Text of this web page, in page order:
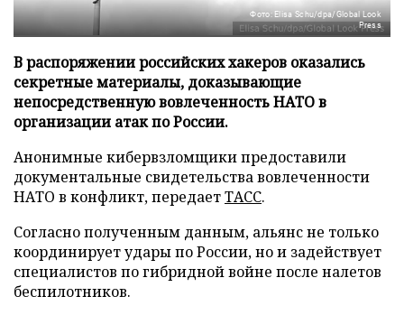
Фото: Elisa Schu/dpa/Global Look
Press
В распоряжении российских хакеров оказались
секретные материалы, доказывающие
непосредственную вовлеченность НАТО в
организации атак по России.
Анонимные кибервзломщики предоставили
документальные свидетельства вовлеченности
НАТО в конфликт, передаетТАСС.
Согласно полученным данным, альянс не только
координирует удары по России, но и задействует
специалистов по гибридной войне после налетов
беспилотников.